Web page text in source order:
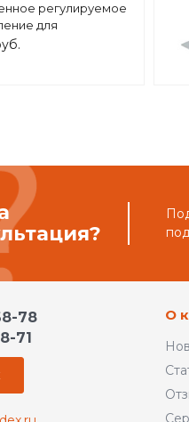
регулируемое
для
бака (8-
78
71
О